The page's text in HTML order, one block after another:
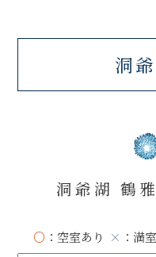
洞
洞爺湖 鶴
○ ：空室あり × ：満室